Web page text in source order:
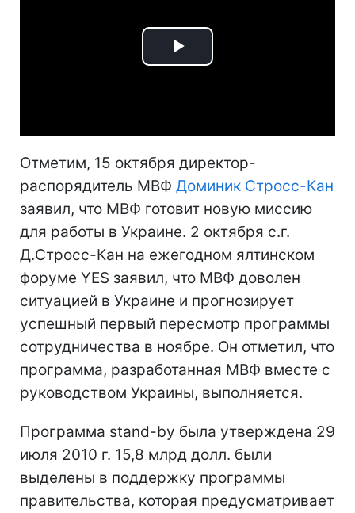
Play
Отметим, 15 октября директор-
распорядитель МВФ Доминик Стросс-Кан
заявил, что МВФ готовит новую миссию
для работы в Украине. 2 октября с.г.
Д.Стросс-Кан на ежегодном ялтинском
форуме YES заявил, что МВФ доволен
ситуацией в Украине и прогнозирует
успешный первый пересмотр программы
сотрудничества в ноябре. Он отметил, что
программа, разработанная МВФ вместе с
руководством Украины, выполняется.
Программа stand-by была утверждена 29
июля 2010 г. 15,8 млрд долл. были
выделены в поддержку программы
правительства, которая предусматривает